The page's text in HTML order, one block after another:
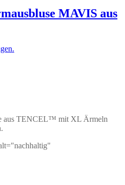
MAVIS aus
aus TENCEL™ mit XL Ärmeln